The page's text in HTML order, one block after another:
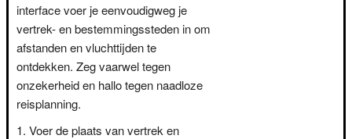
interface voer je eenvoudigweg je
vertrek- en bestemmingssteden in om
afstanden en vluchttijden te
ontdekken. Zeg vaarwel tegen
onzekerheid en hallo tegen naadloze
reisplanning.
Voer de plaats van vertrek en